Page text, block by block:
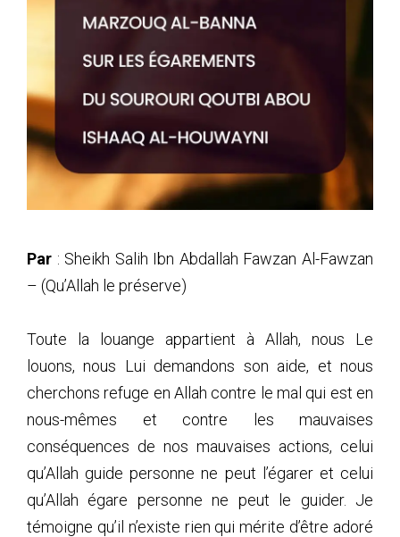
Par : Sheikh Salih Ibn Abdallah Fawzan Al-Fawzan
– (Qu’Allah le préserve)
Toute la louange appartient à Allah, nous Le
louons, nous Lui demandons son aide, et nous
cherchons refuge en Allah contre le mal qui est en
nous-mêmes et contre les mauvaises
conséquences de nos mauvaises actions, celui
qu’Allah guide personne ne peut l’égarer et celui
qu’Allah égare personne ne peut le guider. Je
témoigne qu’il n’existe rien qui mérite d’être adoré